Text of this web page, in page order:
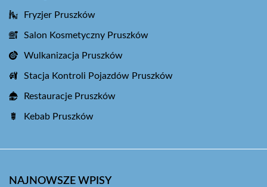
Fryzjer Pruszków
Salon Kosmetyczny Pruszków
Wulkanizacja Pruszków
Stacja Kontroli Pojazdów Pruszków
Restauracje Pruszków
Kebab Pruszków
NAJNOWSZE WPISY